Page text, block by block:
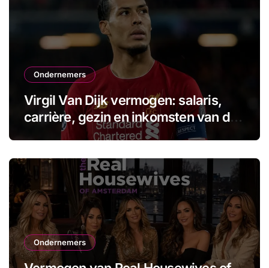
Ondernemers
Virgil Van Dijk vermogen: salaris,
carrière, gezin en inkomsten van de
aanvoerder
Ondernemers